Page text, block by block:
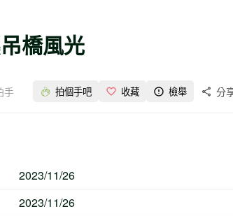
橋風光
手 拍個手吧 收藏 檢舉 分
2023/11/26
2023/11/26